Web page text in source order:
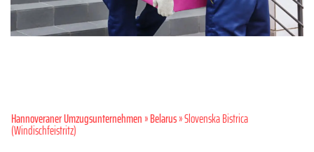
Hannoveraner Umzugsunternehmen»Belarus» Slovenska Bistrica
(Windischfeistritz)